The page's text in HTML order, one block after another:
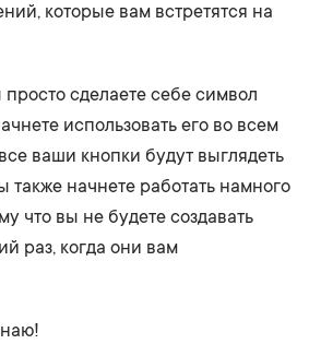
которые вам встретятся на
сделаете себе символ
использовать его во всем
ваши кнопки будут выглядеть
также начнете работать намного
что вы не будете создавать
раз, когда они вам